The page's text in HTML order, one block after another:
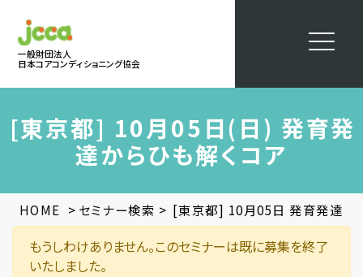
一般財団法人
日本コアコンディショニング協会
[東京都] 10月05日(日) 発育発
達からひも解くコア
HOME > セミナー検索 > [東京都] 10月05日 発育発達か
もうしわけありません。このセミナーは既に募集を終了
いたしました。